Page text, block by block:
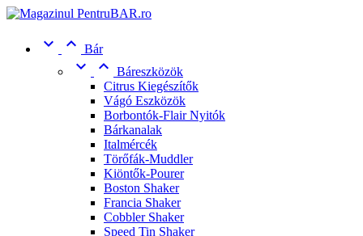
  Bár
  Báreszközök
Citrus Kiegészítők
Vágó Eszközök
Borbontók-Flair Nyitók
Bárkanalak
Italmércék
Törőfák-Muddler
Kiöntők-Pourer
Boston Shaker
Francia Shaker
Cobbler Shaker
Speed Tin Shaker